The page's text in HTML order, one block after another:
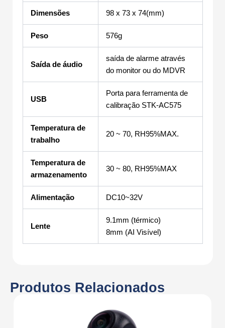
Dimensões 98 x 73 x 74(mm)
Peso 576g
Saída de áudio
saída de alarme através
do monitor ou do MDVR
USB
Porta para ferramenta de
calibração STK-AC575
Temperatura de
trabalho
20 ~ 70, RH95%MAX.
Temperatura de
armazenamento
30 ~ 80, RH95%MAX
Alimentação DC10~32V
Lente
9.1mm (térmico)
8mm (AI Visível)
Produtos Relacionados